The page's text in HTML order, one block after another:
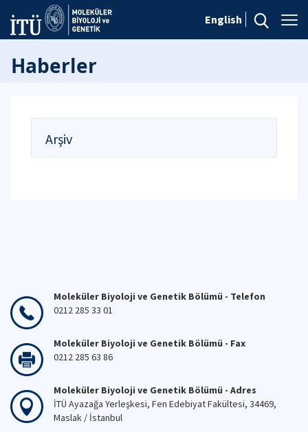
English
Haberler
Arşiv
Moleküler Biyoloji ve Genetik Bölümü - Telefon
0212 285 33 01
Moleküler Biyoloji ve Genetik Bölümü - Fax
0212 285 63 86
Moleküler Biyoloji ve Genetik Bölümü - Adres
İTÜ Ayazağa Yerleşkesi, Fen Edebiyat Fakültesi, 34469,
Maslak / İstanbul